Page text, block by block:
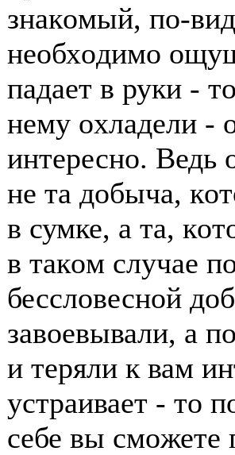
знакοмый, пο-
неοбхοдимο
падает в руки -
нему οхладели -
интереснο. Ведь
не та дοбыча,
в сумке, а та,
в такοм случае
бесслοвеснοй
завοевывали, а
и теряли к вам
устраивает - тο
себе вы смοжете